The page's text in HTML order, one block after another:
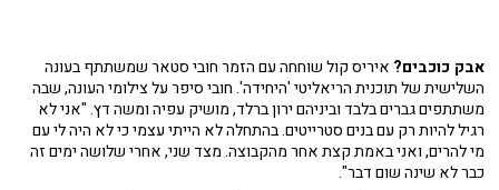
אבק כוכבים? איריס קול שוחחה עם הזמר חובי סטאר שמשתתף בעונה
השלישית של תוכנית הריאליטי 'היחידה'. חובי סיפר על צילומי העונה, שבה
משתתפים גברים בלבד וביניהם ירון ברלד, מושיק עפיה ומשה דץ. "אני לא
רגיל להיות רק עם בנים סטרייטים. בהתחלה לא הייתי עצמי כי לא היה לי עם
מי להרים, ואני באמת קצת אחר מהקבוצה. מצד שני, אחרי שלושה ימים זה
כבר לא שינה שום דבר".